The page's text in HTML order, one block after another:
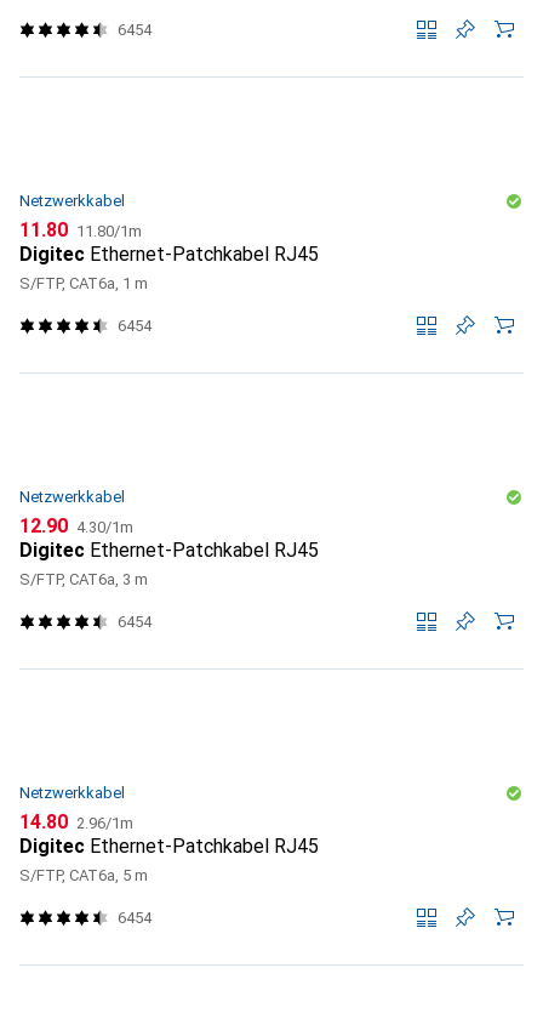
6454
Netzwerkkabel
CHF
11.80 CHF
11.80/1m
Digitec Ethernet-Patchkabel RJ45
S/FTP, CAT6a, 1 m
6454
Netzwerkkabel
CHF
12.90 CHF
4.30/1m
Digitec Ethernet-Patchkabel RJ45
S/FTP, CAT6a, 3 m
6454
Netzwerkkabel
CHF
14.80 CHF
2.96/1m
Digitec Ethernet-Patchkabel RJ45
S/FTP, CAT6a, 5 m
6454